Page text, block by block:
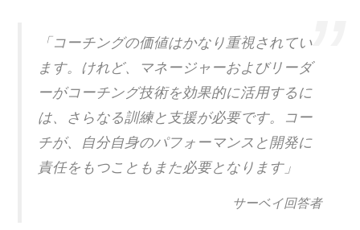
「コーチングの価値はかなり重視されてい
ます。けれど、マネージャーおよびリーダ
ーがコーチング技術を効果的に活用するに
は、さらなる訓練と支援が必要です。コー
チが、自分自身のパフォーマンスと開発に
責任をもつこともまた必要となります」
サーベイ回答者